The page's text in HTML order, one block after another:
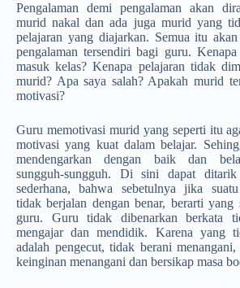
Pengalaman demi pengalaman akan
murid nakal dan ada juga murid yang
pelajaran yang diajarkan. Semua itu
pengalaman tersendiri bagi guru.
masuk kelas? Kenapa pelajaran tidak
murid? Apa saya salah? Apakah murid
motivasi?
Guru memotivasi murid yang seperti itu
motivasi yang kuat dalam belajar.
mendengarkan dengan baik dan
sungguh-sungguh. Di sini dapat ditarik
sederhana, bahwa sebetulnya jika
tidak berjalan dengan benar, berarti yang
guru. Guru tidak dibenarkan berkata
mengajar dan mendidik. Karena yang
adalah pengecut, tidak berani
keinginan menangani dan bersikap masa